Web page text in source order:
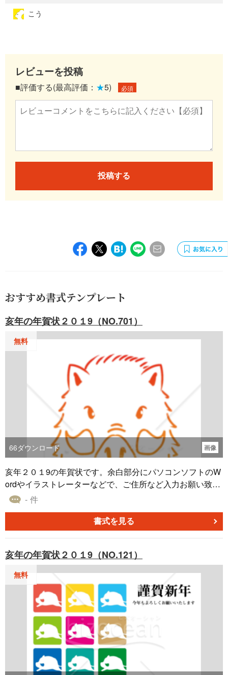
こう
レビューを投稿
■評価する(最高評価： ★5) 必須
投稿する
おすすめ書式テンプレート
亥年の年賀状２０１9（NO.701）
無料
66ダウンロード 画像
亥年２０１9の年賀状です。余白部分にパソコンソフトのW
ordやイラストレーターなどで、ご住所など入力お願い致し
ます。- 件
書式を見る
亥年の年賀状２０１9（NO.121）
無料